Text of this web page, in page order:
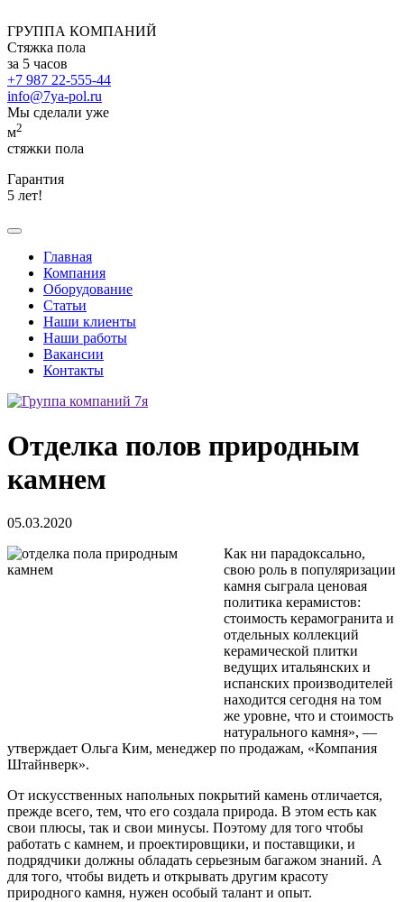
ГРУППА КОМПАНИЙ
Стяжка пола
за 5 часов
+7 987 22-555-44
info@7ya-pol.ru
Мы сделали уже
м2
стяжки пола
Гарантия
5 лет!
Главная
Компания
Оборудование
Статьи
Наши клиенты
Наши работы
Вакансии
Контакты
Отделка полов природным
камнем
05.03.2020
Как ни парадоксально,
свою роль в популяризации
камня сыграла ценовая
политика керамистов:
стоимость керамогранита и
отдельных коллекций
керамической плитки
ведущих итальянских и
испанских производителей
находится сегодня на том
же уровне, что и стоимость
натурального камня», —
утверждает Ольга Ким, менеджер по продажам, «Компания
Штайнверк».
От искусственных напольных покрытий камень отличается,
прежде всего, тем, что его создала природа. В этом есть как
свои плюсы, так и свои минусы. Поэтому для того чтобы
работать с камнем, и проектировщики, и поставщики, и
подрядчики должны обладать серьезным багажом знаний. А
для того, чтобы видеть и открывать другим красоту
природного камня, нужен особый талант и опыт.